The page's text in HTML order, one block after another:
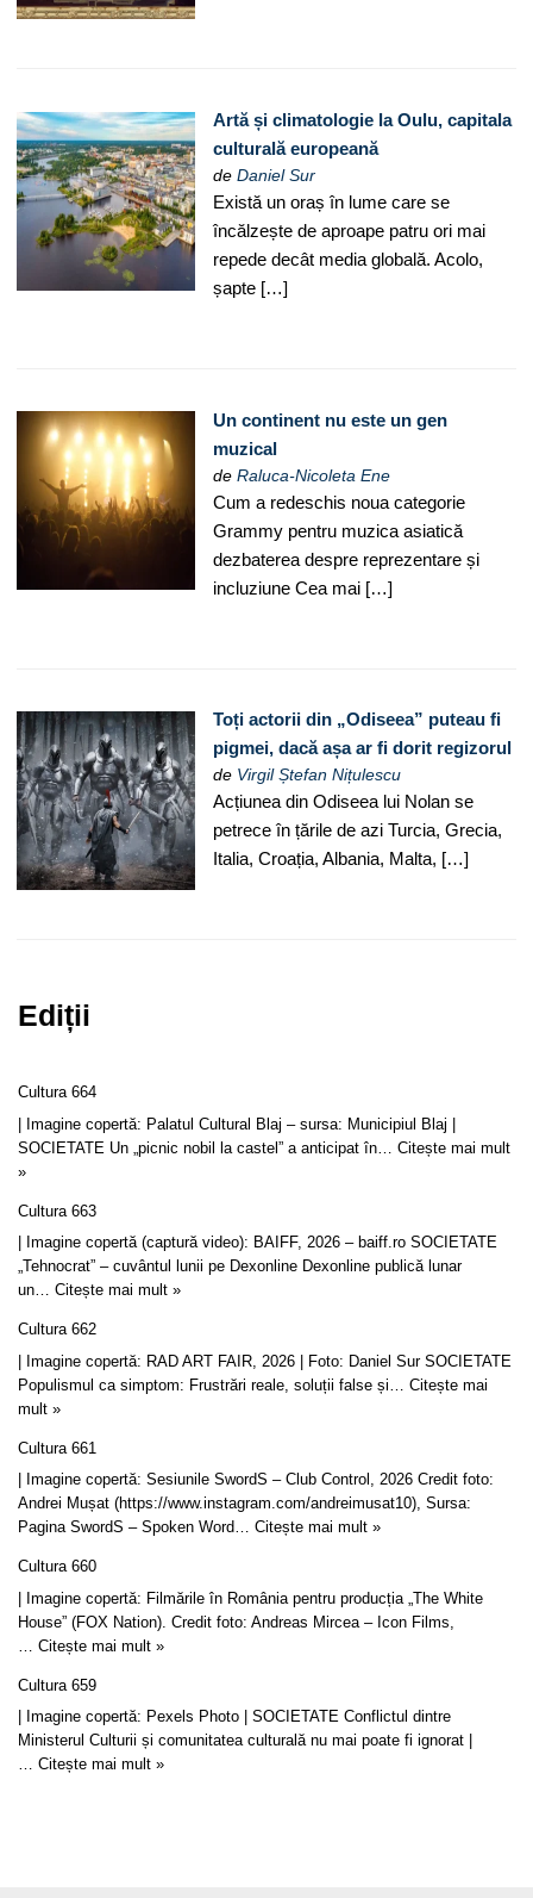
Artă și climatologie la Oulu, capitala
culturală europeană
deDaniel Sur
Există un oraș în lume care se
încălzește de aproape patru ori mai
repede decât media globală. Acolo,
șapte […]
Un continent nu este un gen
muzical
deRaluca-Nicoleta Ene
Cum a redeschis noua categorie
Grammy pentru muzica asiatică
dezbaterea despre reprezentare și
incluziune Cea mai […]
Toți actorii din „Odiseea” puteau fi
pigmei, dacă așa ar fi dorit regizorul
de Virgil Ștefan Nițulescu
Acțiunea din Odiseea lui Nolan se
petrece în țările de azi Turcia, Grecia,
Italia, Croația, Albania, Malta, […]
Ediții
Cultura 664
| Imagine copertă: Palatul Cultural Blaj – sursa: Municipiul Blaj |
SOCIETATE Un „picnic nobil la castel” a anticipat în… Citește mai mult
»
Cultura 663
| Imagine copertă (captură video): BAIFF, 2026 – baiff.ro SOCIETATE
„Tehnocrat” – cuvântul lunii pe Dexonline Dexonline publică lunar
un… Citește mai mult »
Cultura 662
| Imagine copertă: RAD ART FAIR, 2026 | Foto: Daniel Sur SOCIETATE
Populismul ca simptom: Frustrări reale, soluții false și… Citește mai
mult »
Cultura 661
| Imagine copertă: Sesiunile SwordS – Club Control, 2026 Credit foto:
Andrei Mușat (https://www.instagram.com/andreimusat10), Sursa:
Pagina SwordS – Spoken Word… Citește mai mult »
Cultura 660
| Imagine copertă: Filmările în România pentru producția „The White
House” (FOX Nation). Credit foto: Andreas Mircea – Icon Films,
Citește mai mult »
Cultura 659
| Imagine copertă: Pexels Photo | SOCIETATE Conflictul dintre
Ministerul Culturii și comunitatea culturală nu mai poate fi ignorat |
… Citește mai mult »